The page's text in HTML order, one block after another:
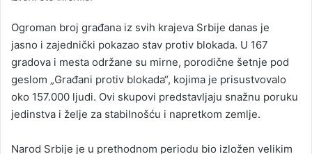
Ogroman broj građana iz svih krajeva Srbije danas je
jasno i zajednički pokazao stav protiv blokada. U 167
gradova i mesta održane su mirne, porodične šetnje pod
geslom „Građani protiv blokada“, kojima je prisustvovalo
oko 157.000 ljudi. Ovi skupovi predstavljaju snažnu poruku
jedinstva i želje za stabilnošću i napretkom zemlje.
Narod Srbije je u prethodnom periodu bio izložen velikim